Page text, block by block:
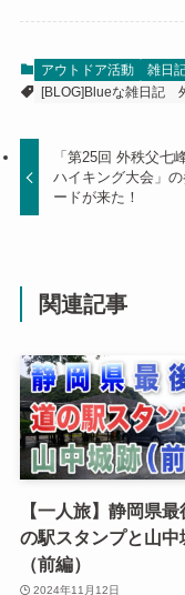
アウトドア活動
雑日
[BLOG]Blueな雑日記
「第25回 外秩父七
ハイキング大会」の
ードが来た！
関連記事
【一人旅】静岡県
の駅スタンプと山中
（前編）
2024年11月12日